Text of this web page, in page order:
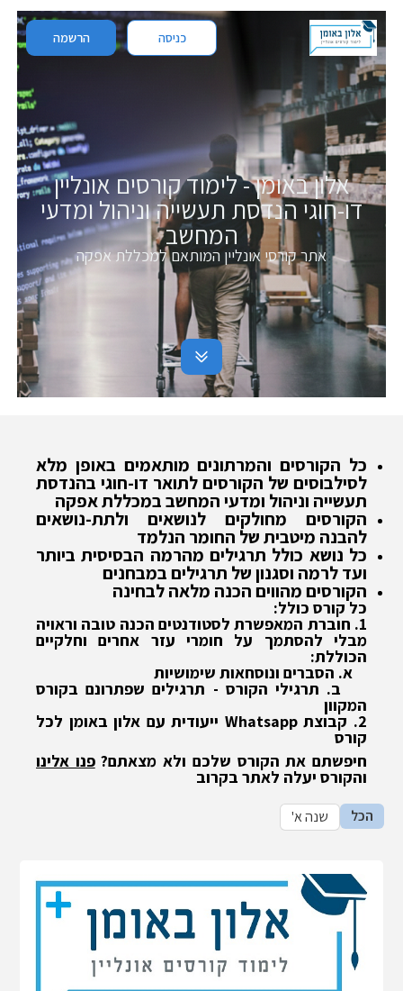
כניסה הרשמה
אלון באומן - לימוד קורסים אונליין
דו-חוגי הנדסת תעשייה וניהול ומדעי
המחשב
אתר קורסי אונליין המותאם למכללת אפקה
כל הקורסים והמרתונים מותאמים באופן מלא
לסילבוסים של הקורסים לתואר דו-חוגי בהנדסת
תעשייה וניהול ומדעי המחשב במכללת אפקה
הקורסים מחולקים לנושאים ולתת-נושאים
להבנה מיטבית של החומר הנלמד
כל נושא כולל תרגילים מהרמה הבסיסית ביותר
ועד לרמה וסגנון של תרגילים במבחנים
הקורסים מהווים הכנה מלאה לבחינה
כל קורס כולל:
1. חוברת המאפשרת לסטודנטים הכנה טובה וראויה
מבלי להסתמך על חומרי עזר אחרים וחלקיים
הכוללת:
א. הסברים ונוסחאות שימושיות
ב. תרגילי הקורס - תרגילים שפתרונם בקורס
המקוון
2. קבוצת Whatsapp ייעודית עם אלון באומן לכל
קורס
חיפשתם את הקורס שלכם ולא מצאתם?פנו אלינו
והקורס יעלה לאתר בקרוב
הכל שנה א'